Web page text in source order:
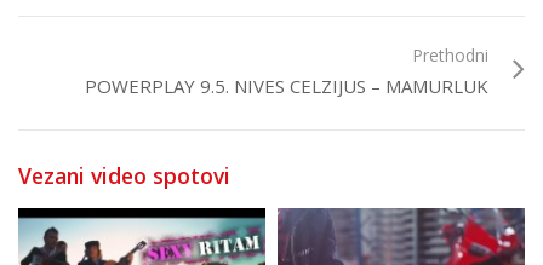
Prethodni
POWERPLAY 9.5. NIVES CELZIJUS – MAMURLUK
Vezani video spotovi